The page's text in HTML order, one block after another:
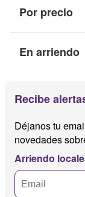
Por precio
En arriendo
Recibe
Déjanos tu
novedades
Arriendo